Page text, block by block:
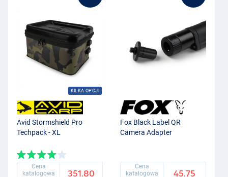
KILKA OPCJI
Avid Stormshield Pro
Techpack - XL
Cena
katalogowa
351.80
Fox Black Label QR
Camera Adapter
Cena
katalogowa
45.75